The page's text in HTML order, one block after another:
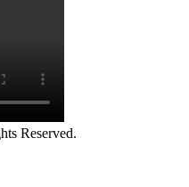
Reserved.